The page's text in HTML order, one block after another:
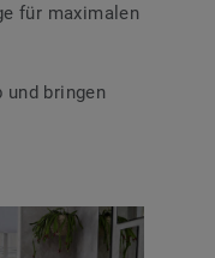
für maximalen
bringen